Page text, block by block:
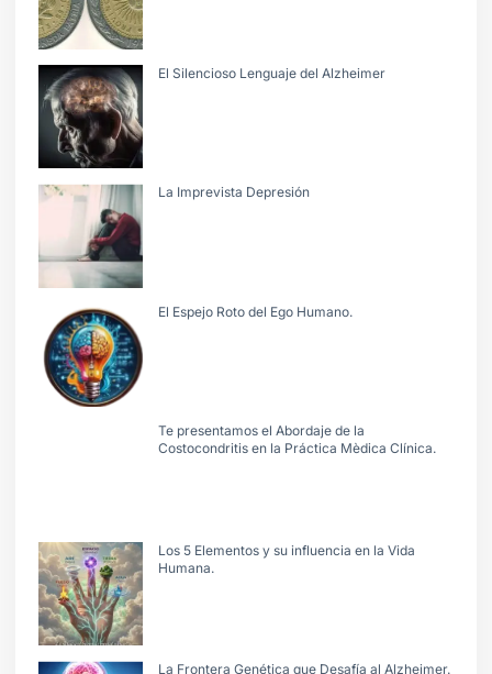
El Silencioso Lenguaje del Alzheimer
La Imprevista Depresión
El Espejo Roto del Ego Humano.
Te presentamos el Abordaje de la
Costocondritis en la Práctica Mèdica Clínica.
Los 5 Elementos y su influencia en la Vida
Humana.
La Frontera Genética que Desafía al Alzheimer.